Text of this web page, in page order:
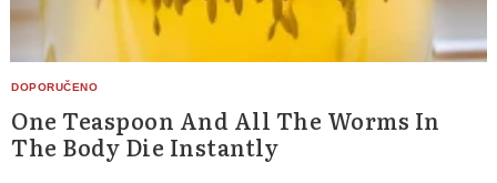
One Teaspoon And All The Worms In
The Body Die Instantly